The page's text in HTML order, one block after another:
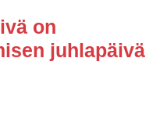
on
juhlapäivä